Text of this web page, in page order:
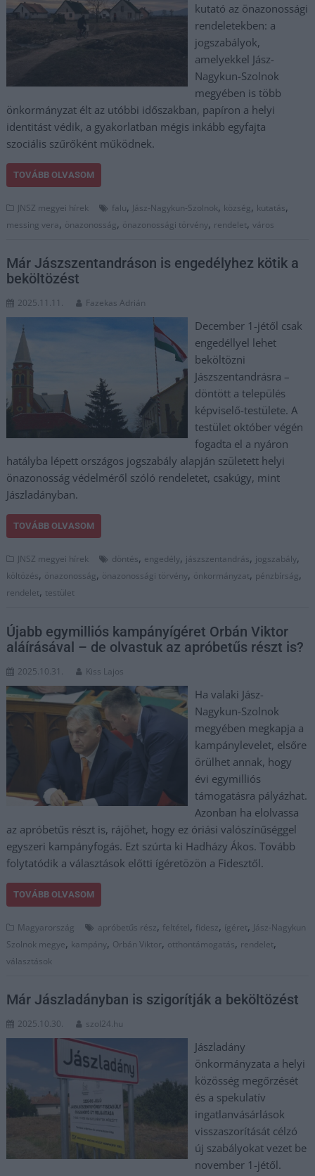
kutató az önazonossági
rendeletekben: a
jogszabályok,
amelyekkel Jász-
Nagykun-Szolnok
megyében is több
önkormányzat élt az utóbbi időszakban, papíron a helyi
identitást védik, a gyakorlatban mégis inkább egyfajta
szociális szűrőként működnek.
TOVÁBB OLVASOM
JNSZ megyei hírek falu, Jász-Nagykun-Szolnok, község, kutatás,
messing vera, önazonosság, önazonossági törvény, rendelet,város
Már Jászszentandráson is engedélyhez kötik a
beköltözést
2025.11.11. Fazekas Adrián
December 1-jétől csak
engedéllyel lehet
beköltözni
Jászszentandrásra –
döntött a település
képviselő-testülete. A
testület október végén
fogadta el a nyáron
hatályba lépett országos jogszabály alapján született helyi
önazonosság védelméről szóló rendeletet, csakúgy, mint
Jászladányban.
TOVÁBB OLVASOM
JNSZ megyei hírek döntés, engedély, jászszentandrás, jogszabály,
költözés, önazonosság, önazonossági törvény, önkormányzat, pénzbírság,
rendelet, testület
Újabb egymilliós kampányígéret Orbán Viktor
aláírásával – de olvastuk az apróbetűs részt is?
2025.10.31. Kiss Lajos
Ha valaki Jász-
Nagykun-Szolnok
megyében megkapja a
kampánylevelet, elsőre
örülhet annak, hogy
évi egymilliós
támogatásra pályázhat.
Azonban ha elolvassa
az apróbetűs részt is, rájöhet, hogy ez óriási valószínűséggel
egyszeri kampányfogás. Ezt szúrta ki Hadházy Ákos. Tovább
folytatódik a választások előtti ígéretözön a Fidesztől.
TOVÁBB OLVASOM
Magyarország apróbetűs rész, feltétel, fidesz, ígéret, Jász-Nagykun
Szolnok megye, kampány, Orbán Viktor, otthontámogatás, rendelet,
választások
Már Jászladányban is szigorítják a beköltözést
2025.10.30. szol24.hu
Jászladány
önkormányzata a helyi
közösség megőrzését
és a spekulatív
ingatlanvásárlások
visszaszorítását célzó
új szabályokat vezet be
november 1-jétől.